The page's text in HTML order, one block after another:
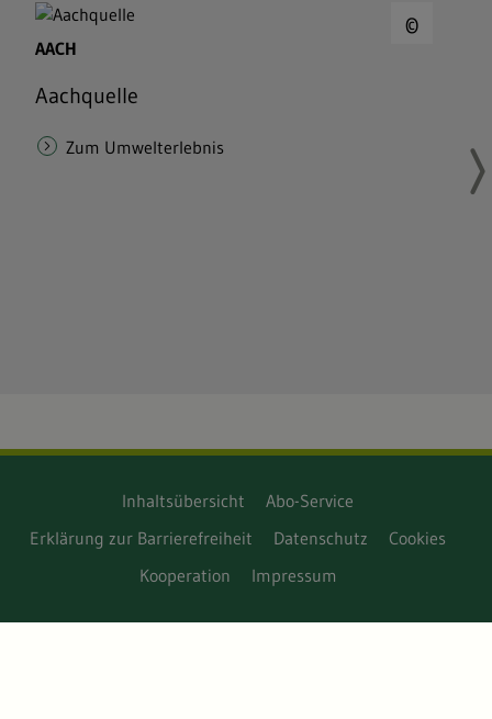
Inhaltsübersicht
Abo-Service
Erklärung zur Barrierefreiheit
Datenschutz
Cookies
Kooperation
Impressum